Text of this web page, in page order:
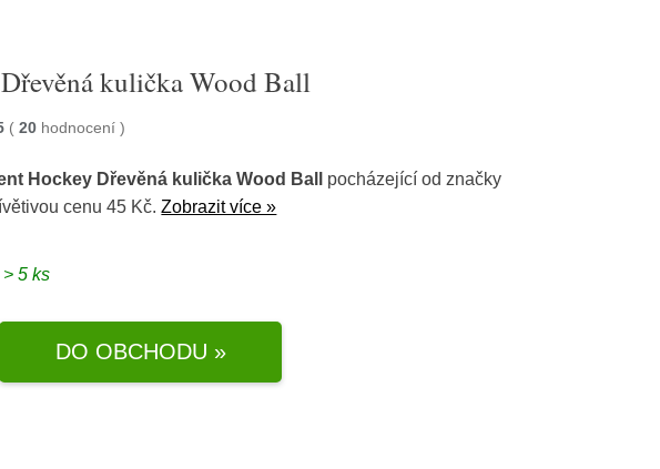
kulička Wood Ball
( 20 hodnocení)
Hockey Dřevěná kulička Wood Ball
pocházející od značky
cenu 45 Kč.Zobrazit více »
5 ks
DO OBCHODU »